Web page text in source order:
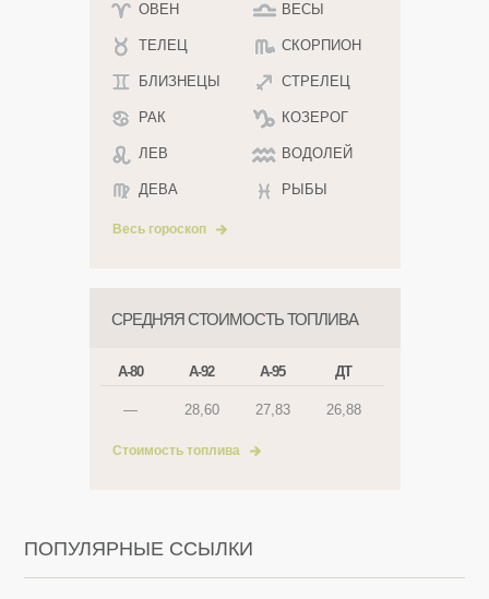
ОВЕН
ТЕЛЕЦ
БЛИЗНЕЦЫ
РАК
ЛЕВ
ДЕВА
ВЕСЫ
СКОРПИОН
СТРЕЛЕЦ
КОЗЕРОГ
ВОДОЛЕЙ
РЫБЫ
Весь гороскоп
СРЕДНЯЯ СТОИМОСТЬ ТОПЛИВА
А-80 А-92 А-95 ДТ
— 28,60 27,83 26,88
Стоимость топлива
ПОПУЛЯРНЫЕ ССЫЛКИ